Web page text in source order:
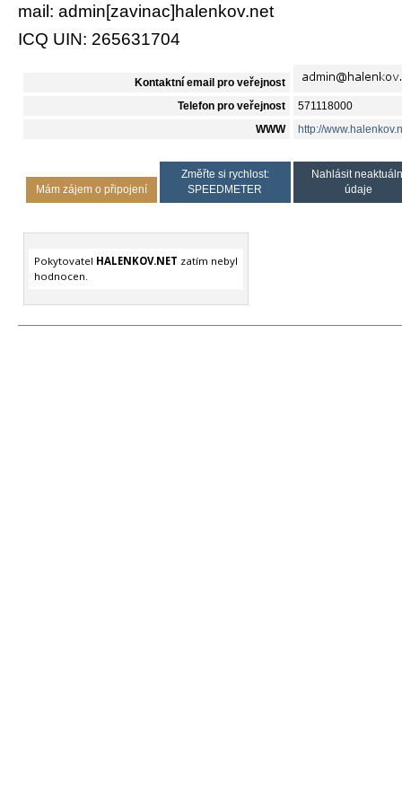
mail: admin[zavinac]halenkov.net
ICQ UIN: 265631704
Kontaktní email pro veřejnost
Telefon pro veřejnost 571118000
WWW http://
Mám zájem o připojení
Změřte si rychlost:
SPEEDMETER
Nahlásit
údaje
Pokytovatel HALENKOV.NET zatím nebyl
hodnocen.